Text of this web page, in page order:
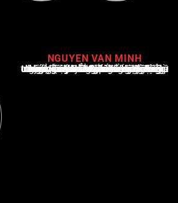
NGUYEN VAN MINH
Nguyễn Văn Minh là một trong những chuyên gia hàng đầu về báo cáo tin tức thể thao tại Việt Nam, với hơn 10 năm hoạt động trong ngành. Ông có kiến thức sâu rộng và kinh nghiệm đáng kể trong việc phân tích và báo cáo về các sự kiện thể thao hàng đầu. Sự hiểu biết sâu sắc của ông về ngành này đã giúp ông xây dựng uy tín và danh tiếng trong cộng đồng báo chí thể thao.